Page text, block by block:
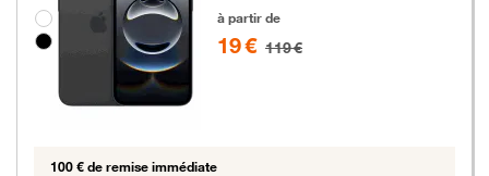
Groupe de couleurs disponibles non sélectionnables
à partir de
19 € 119 €
100 € de remise immédiate